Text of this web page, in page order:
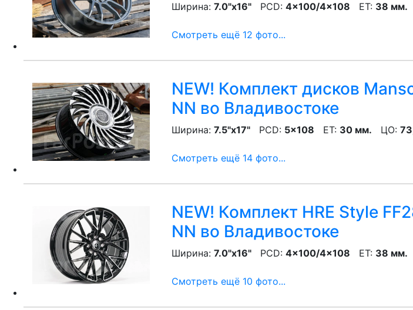
Ширина: 7.0"x16" PCD: 4x100/4x108 ET: 38 мм.
Смотреть ещё 12 фото...
NEW! Комплект дисков
NN во Владивостоке
Ширина: 7.5"x17" PCD: 5x108 ET: 30 мм. ЦО:
Смотреть ещё 14 фото...
NEW! Комплект HRE Style
NN во Владивостоке
Ширина: 7.0"x16" PCD: 4x100/4x108 ET: 38 мм.
Смотреть ещё 10 фото...